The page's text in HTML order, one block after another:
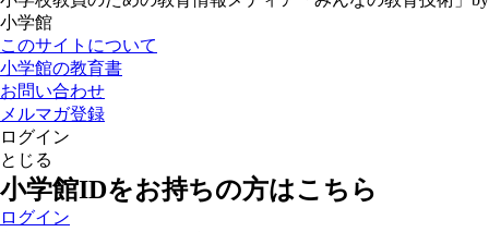
小学館
このサイトについて
小学館の教育書
お問い合わせ
メルマガ登録
ログイン
とじる
小学館IDをお持ちの方はこちら
ログイン